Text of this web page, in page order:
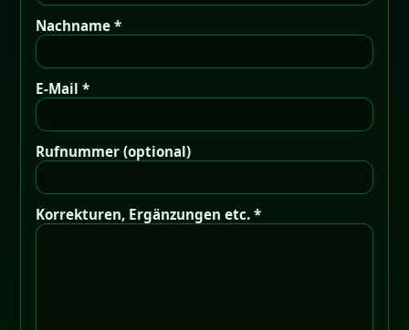
Nachname *
E-Mail *
Rufnummer (optional)
Korrekturen, Ergänzungen etc. *